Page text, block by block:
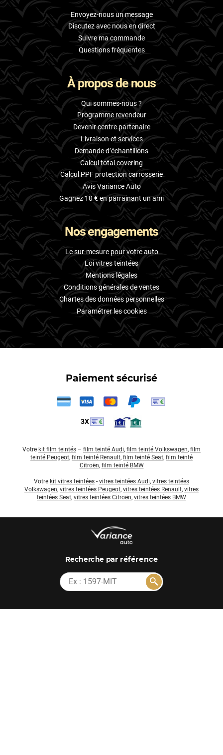
Envoyez-nous un message
Discutez avec nous en direct
Suivre ma commande
Questions fréquentes
À propos de nous
Qui sommes-nous ?
Programme revendeur
Devenir centre partenaire
Livraison et services
Demande d’échantillons
Calcul total covering
Calcul PPF protection carrosserie
Avis Variance Auto
Gagnez 10 € en parrainant un ami
Nos engagements
Le sur-mesure pour votre auto
Loi vitres teintées
Mentions légales
Conditions générales de ventes
Chartes des données personnelles
Paramétrer les cookies
Paiement sécurisé
3X
Votre kit film teintés – film teinté Audi, film teinté Volkswagen, film
teinté Peugeot, film teinté Renault, film teinté Seat, film teinté
Citroën, film teinté BMW
Votre kit vitres teintées - vitres teintées Audi, vitres teintées
Volkswagen, vitres teintées Peugeot, vitres teintées Renault, vitres
teintées Seat, vitres teintées Citroën, vitres teintées BMW
Recherchepar référence